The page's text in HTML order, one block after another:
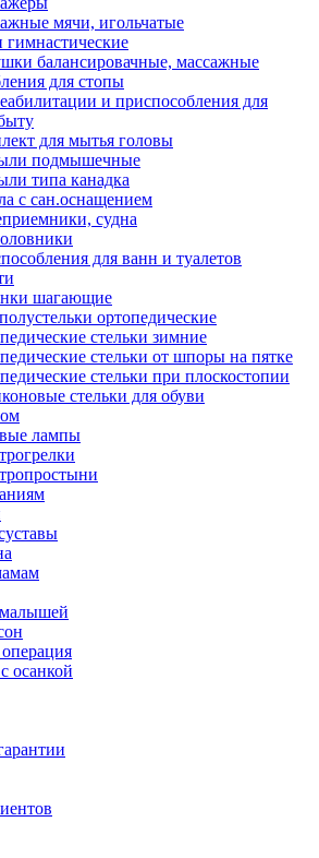
мячи, игольчатые
балансировачные, массажные
для стопы
и приспособления для
для мытья головы
подмышечные
типа канадка
с сан.оснащением
судна
для ванн и туалетов
шагающие
ортопедические
стельки зимние
стельки от шпоры на пятке
стельки при плоскостопии
стельки для обуви
лампы
осанкой